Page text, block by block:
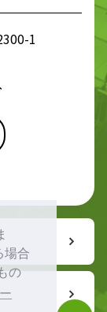
場合
の
1